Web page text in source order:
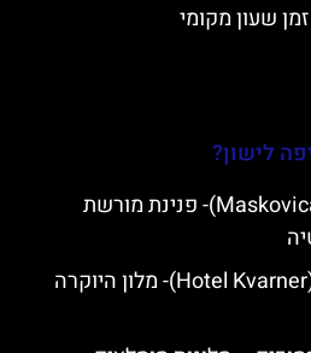
שעון מקומי
לישון?
מסקוביצה האן (Maskovica Han)- פנינת מורשת
מלון קוורנר באופטייה (Hotel Kvarner)- מלון היוקרה